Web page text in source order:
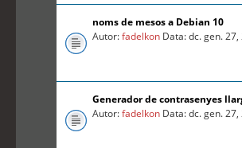
noms de mesos a Debian 10
Autor:fadelkon Data: dc. gen.
Generador de contrasenyes
Autor:fadelkon Data: dc. gen.